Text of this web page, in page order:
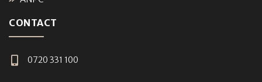
CONTACT
0720 331 100